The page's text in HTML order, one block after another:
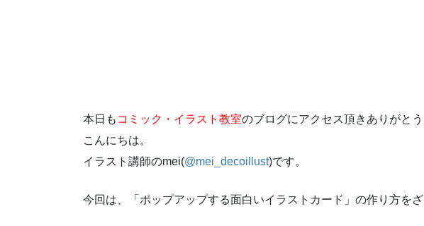
本日も コミック・イラスト教室のブログにアクセス頂きありがとう
こんにちは。
イラスト講師のmei(@mei_decoillust)です。
今回は、「ポップアップする面白いイラストカード」の作り方をざ